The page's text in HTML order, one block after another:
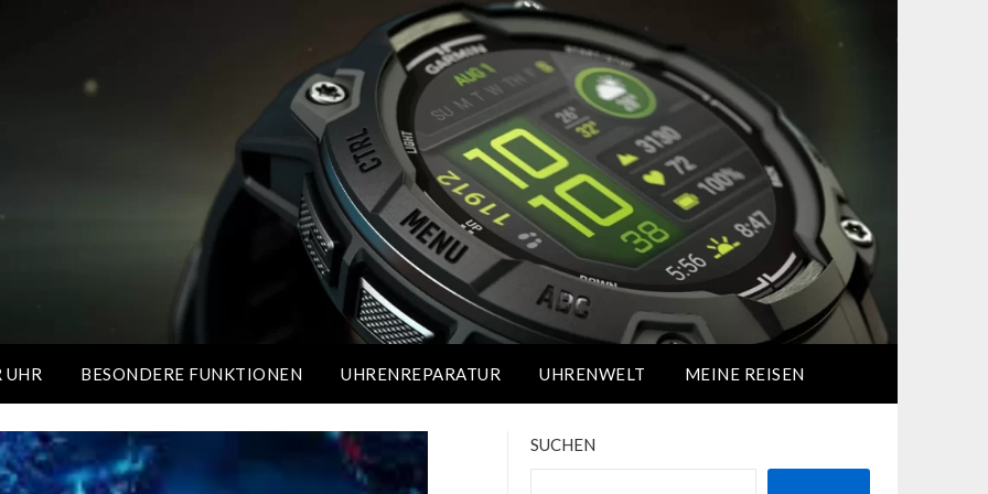
UHR BESONDERE FUNKTIONEN UHRENREPARATUR UHRENWELT MEINE REISEN
SUCHEN